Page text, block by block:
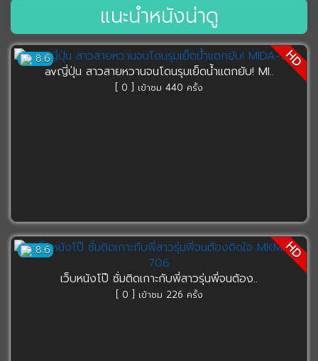
แนะนำหนังน่าดู
8.6 HD
avญี่ปุ่น สาวสายหวานจนโดนรุมเย็ดน้ำแตกยับ! MI..
[ 0 ] เข้าชม 440 ครั้ง
8.6 HD
เว็บหนังโป๊ ซั่มติดเกาะกับพี่สาวรุ่นพี่จนต้อง..
[ 0 ] เข้าชม 226 ครั้ง